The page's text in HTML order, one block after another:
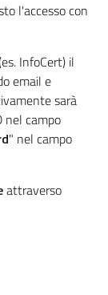
l'accesso con
InfoCert) il
email e
sarà
nel campo
" nel campo
attraverso